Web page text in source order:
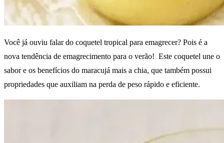
Você já ouviu falar do coquetel tropical para emagrecer? Pois é a
nova tendência de emagrecimento para o verão! Este coquetel une o
sabor e os benefícios do maracujá mais a chia, que também possui
propriedades que auxiliam na perda de peso rápido e eficiente.